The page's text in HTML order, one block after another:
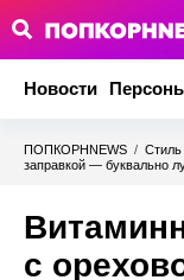
Новости
ПОПКОРНNEWS / Стиль
заправкой — буквально
с